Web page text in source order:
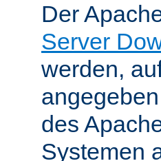
Der
Server
werden,
des
Systemen